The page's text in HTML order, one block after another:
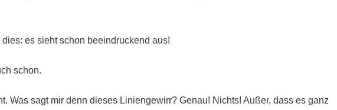
es sieht schon beeindruckend aus!
schon.
Was sagt mir denn dieses Liniengewirr? Genau! Nichts! Außer, dass es ganz